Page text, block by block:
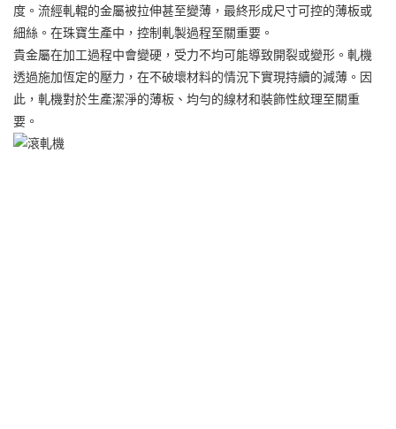
度。流經軋輥的金屬被拉伸甚至變薄，最終形成尺寸可控的薄板或
細絲。在珠寶生產中，控制軋製過程至關重要。
貴金屬在加工過程中會變硬，受力不均可能導致開裂或變形。軋機
透過施加恆定的壓力，在不破壞材料的情況下實現持續的減薄。因
此，軋機對於生產潔淨的薄板、均勻的線材和裝飾性紋理至關重
要。